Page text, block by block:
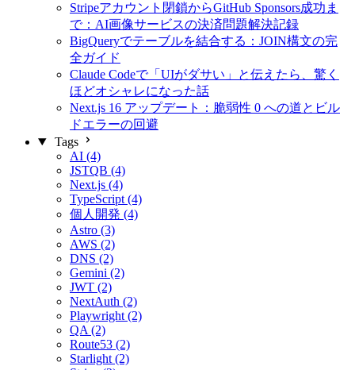
Stripeアカウント閉鎖からGitHub Sponsors成功ま
で：AI画像サービスの決済問題解決記録
BigQueryでテーブルを結合する：JOIN構文の完
全ガイド
Claude Codeで「UIがダサい」と伝えたら、驚く
ほどオシャレになった話
Next.js 16 アップデート：脆弱性 0 への道とビル
ドエラーの回避
Tags
AI (4)
JSTQB (4)
Next.js (4)
TypeScript (4)
個人開発 (4)
Astro (3)
AWS (2)
DNS (2)
Gemini (2)
JWT (2)
NextAuth (2)
Playwright (2)
QA (2)
Route53 (2)
Starlight (2)